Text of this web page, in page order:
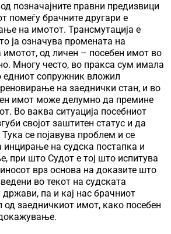
позначајните правни предизвици
помеѓу брачните другари е
на имотот. Трансмутација е
ја означува промената на
од личен – посебен имот во
Многу често, во пракса сум имала
едниот сопружник вложил
на заеднички стан, и во
имот може делумно да премине
Во ваква ситуација посебниот
својот заштитен статус и да
се појавува проблем и се
инцирање на судска постапка и
при што Судот е тој што испитува
врз основа на доказите што
во текот на судската
па и кај нас брачниот
од заедничкиот имот, како посебен